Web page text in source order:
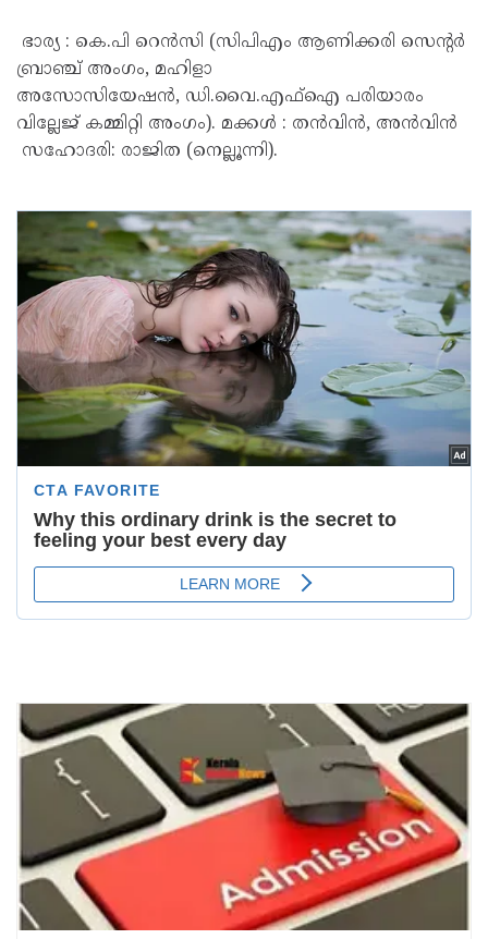
ഭാര്യ : കെ.പി റെൻസി (സിപിഎം ആണിക്കരി സെൻ്റർ
ബ്രാഞ്ച് അംഗം, മഹിളാ
അസോസിയേഷൻ, ഡി.വൈ.എഫ്ഐ പരിയാരം
വില്ലേജ് കമ്മിറ്റി അംഗം). മക്കൾ : തൻവിൻ, അൻവിൻ
സഹോദരി: രാജിത (നെല്ലൂന്നി).